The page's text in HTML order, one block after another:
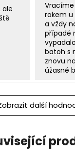
ale
rokem
a vždy
případě
batoh s
znovu
úžasné
další